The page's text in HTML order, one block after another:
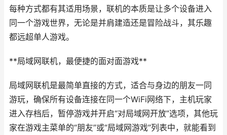
每种方式都有其适用场景，联机的本质是让多个设备进入
同一个游戏世界，无论是并肩建造还是冒险战斗，其乐趣
都远超单人游戏。
**局域网联机，最便捷的面对面游戏**
局域网联机是最简单直接的方式，适合与身边的朋友一同
游玩，确保所有设备连接在同一个WiFi网络下，主机玩家
进入存档后，暂停游戏并开启“对局域网开放”选项，其他玩
家在游戏主菜单的“朋友”或“局域网游戏”列表中，就能看到